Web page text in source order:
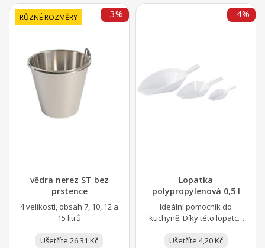
RŮZNÉ ROZMĚRY
vědra nerez ST bez
prstence
4 velikosti, obsah 7, 10, 12 a
15 litrů
Ušetříte 26,31 Kč
-3%
Lopatka
polypropylenová 0,5 l
Ideální pomocník do
kuchyně. Díky této lopatce
suroviny, a navíc budete...
Ušetříte 4,20 Kč
-4%